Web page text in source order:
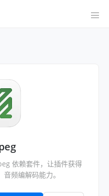
依赖套件，让插件获得
频编解码能力。